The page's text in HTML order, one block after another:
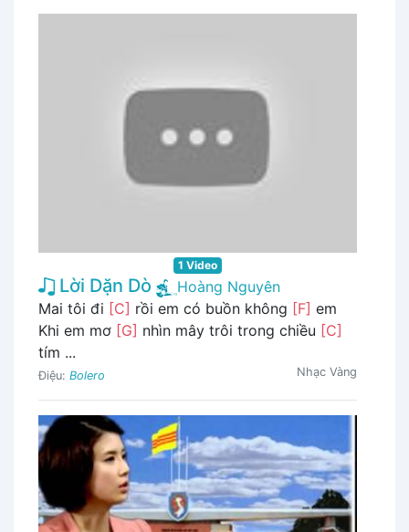
1 Video
Lời Dặn Dò
Hoàng Nguyên
Mai tôi đi [C] rồi em có buồn không [F] em
Khi em mơ [G] nhìn mây trôi trong chiều [C]
tím ...
Điệu: Bolero Nhạc Vàng